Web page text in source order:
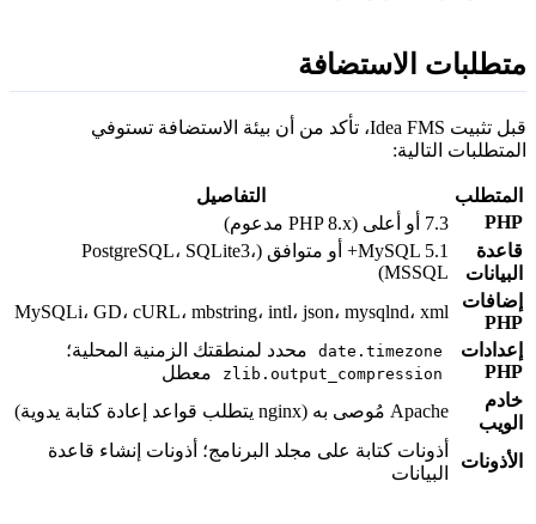
الاستضافة
قبل تثبيت Idea FMS، تأكد من أن بيئة الاستضافة تستوفي
التالية:
المتطلب
التفاصيل
PHP
7.3 أو أعلى (PHP 8.x مدعوم)
قاعدة
البيانات
MySQL 5.1+ أو متوافق (PostgreSQL، SQLite3،
MSSQL)
إضافات
PHP
MySQLi، GD، cURL، mbstring، intl، json، mysqlnd، xml
إعدادات
PHP
date.timezone محدد لمنطقتك الزمنية المحلية؛
zlib.output_compression معطل
خادم
الويب
Apache مُوصى به (nginx يتطلب قواعد إعادة كتابة يدوية)
الأذونات
أذونات كتابة على مجلد البرنامج؛ أذونات إنشاء قاعدة
البيانات